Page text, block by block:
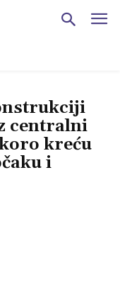
centralni
kreću
i